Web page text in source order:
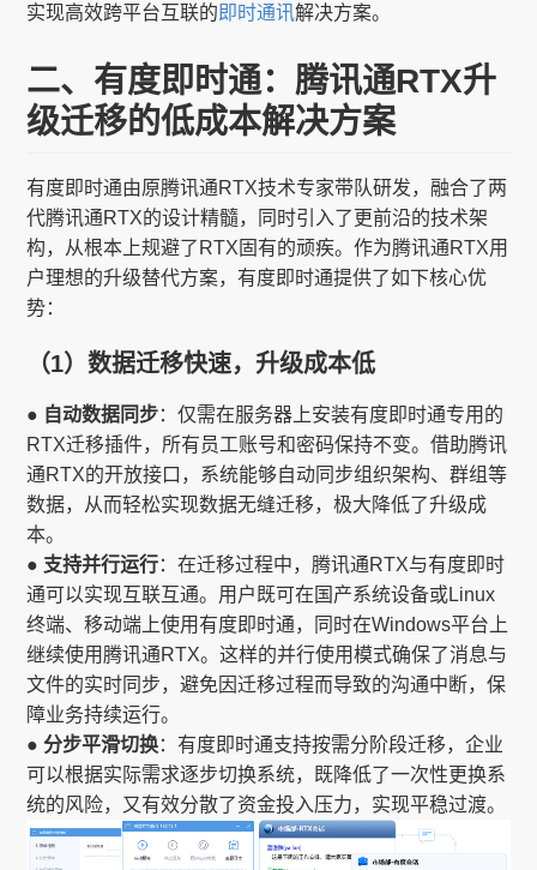
实现高效跨平台互联的 即时通讯解决方案。
二、有度即时通：腾讯通RTX升
级迁移的低成本解决方案
有度即时通由原腾讯通RTX技术专家带队研发，融合了两
代腾讯通RTX的设计精髓，同时引入了更前沿的技术架
构，从根本上规避了RTX固有的顽疾。作为腾讯通RTX用
户理想的升级替代方案，有度即时通提供了如下核心优
势：
（1）数据迁移快速，升级成本低
● 自动数据同步：仅需在服务器上安装有度即时通专用的
RTX迁移插件，所有员工账号和密码保持不变。借助腾讯
通RTX的开放接口，系统能够自动同步组织架构、群组等
数据，从而轻松实现数据无缝迁移，极大降低了升级成
本。
● 支持并行运行：在迁移过程中，腾讯通RTX与有度即时
通可以实现互联互通。用户既可在国产系统设备或Linux
终端、移动端上使用有度即时通，同时在Windows平台上
继续使用腾讯通RTX。这样的并行使用模式确保了消息与
文件的实时同步，避免因迁移过程而导致的沟通中断，保
障业务持续运行。
● 分步平滑切换：有度即时通支持按需分阶段迁移，企业
可以根据实际需求逐步切换系统，既降低了一次性更换系
统的风险，又有效分散了资金投入压力，实现平稳过渡。